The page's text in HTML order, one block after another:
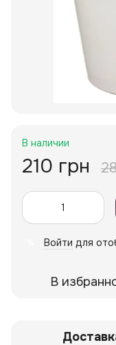
В наличии
210 грн
Войти для
В